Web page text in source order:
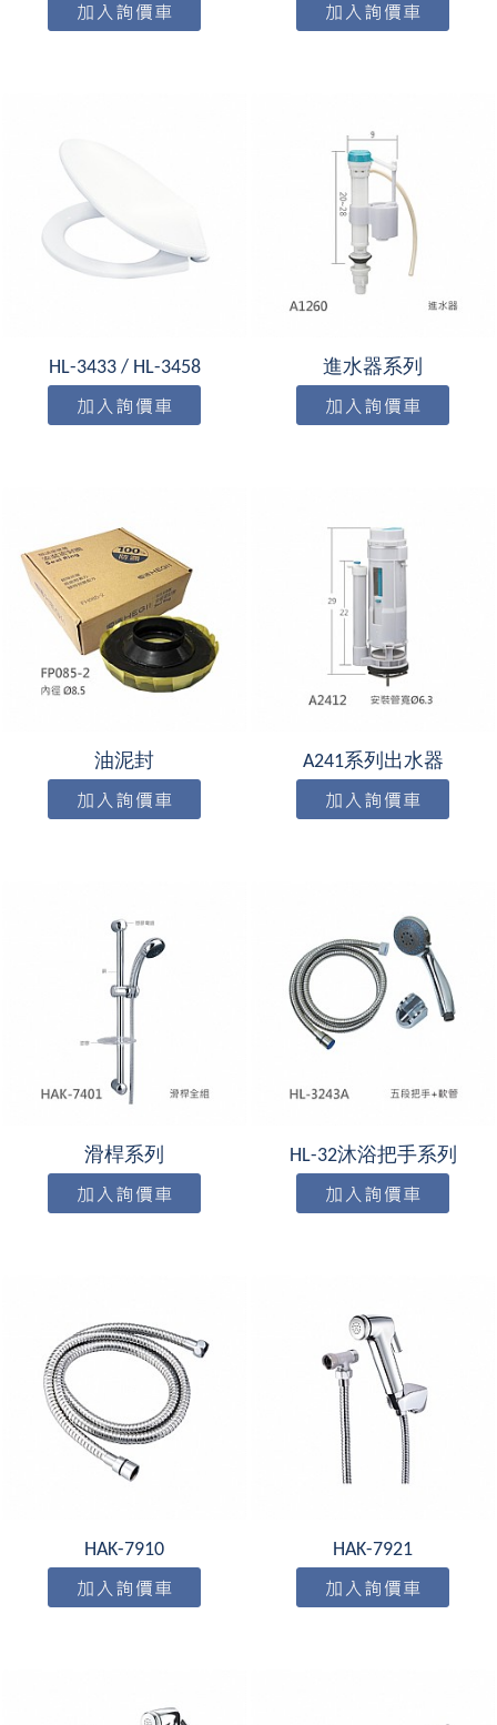
HL-3433 / HL-3458 進水器系列
油泥封 A241系列出水器
滑桿系列 HL-32沐浴把手系列
HAK-7910 HAK-7921